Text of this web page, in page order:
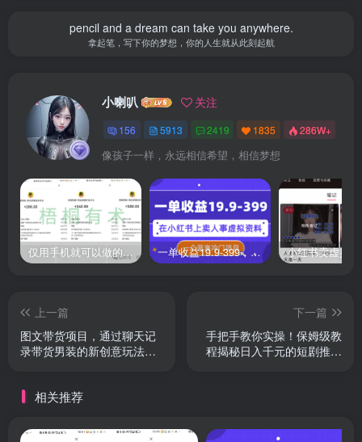
pencil and a dream can take you anywhere.
拿起笔，写下你的梦想，你的人生就从此刻起航
小喇叭 关注
156 5913 2419 1835 286W+
像孩子一样，永远相信希望，相信梦想
仅用手机就可以做的小项目，当天就能见钱，每天100-300 一单收益19.9-399，一个蓝海冷门项目，在小红书上卖人事虚拟资料
上一篇
图文带货项目，通过聊天记
录带货男装的新创意玩法，
下一篇
手把手教你实操！保姆级教
程揭秘日入千元的短剧推广
相关推荐